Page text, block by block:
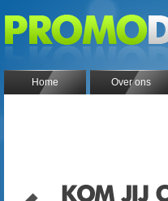
Home Over ons